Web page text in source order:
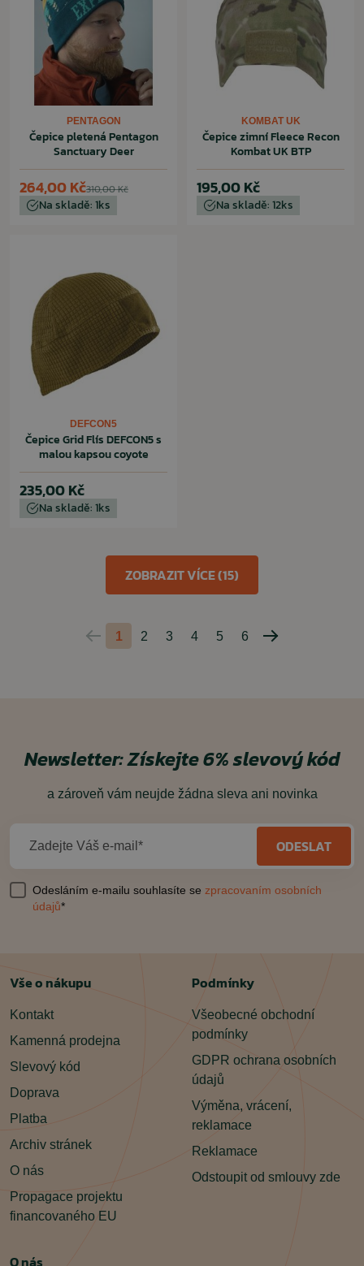
PENTAGON
Čepice pletená Pentagon
Sanctuary Deer
310,00 Kč
264,00 Kč
Na skladě: 1ks
KOMBAT UK
Čepice zimní Fleece Recon
Kombat UK BTP
195,00 Kč
Na skladě: 12ks
DEFCON5
Čepice Grid Flís DEFCON5 s
malou kapsou coyote
235,00 Kč
Na skladě: 1ks
Predchádzajúca
1 2 3 4 5 6
Nasledujúca
ZOBRAZIT VÍCE (15)
Newsletter:Získejte 6% slevový kód
a zároveň vám neujde žádna sleva ani novinka
Zadejte Váš e-mail* ODESLAT
Odesláním e-mailu souhlasíte se zpracovaním osobních
údajů*
Vše o nákupu
Kontakt
Kamenná prodejna
Slevový kód
Doprava
Platba
Archiv stránek
O nás
Propagace projektu
financovaného EU
Podmínky
Všeobecné obchodní
podmínky
GDPR ochrana osobních
údajů
Výměna, vrácení,
reklamace
Reklamace
Odstoupit od smlouvy zde
O nás